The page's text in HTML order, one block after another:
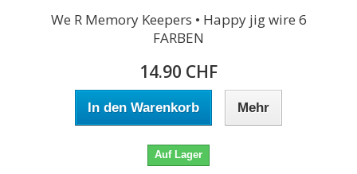
We R Memory Keepers • Happy jig wire 6
FARBEN
14.90 CHF
In den Warenkorb Mehr
Auf Lager